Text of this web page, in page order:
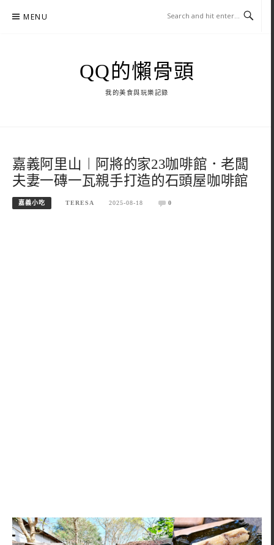
MENU
QQ的懶骨頭
我的美食與玩樂記錄
嘉義阿里山︱阿將的家23咖啡館．老闆
夫妻一磚一瓦親手打造的石頭屋咖啡館
嘉義小吃 TERESA 2025-08-18 0